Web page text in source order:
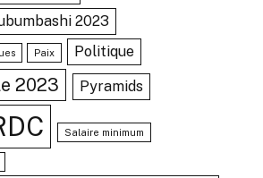
2023
Paix Politique
2023 Pyramids
Salaire minimum